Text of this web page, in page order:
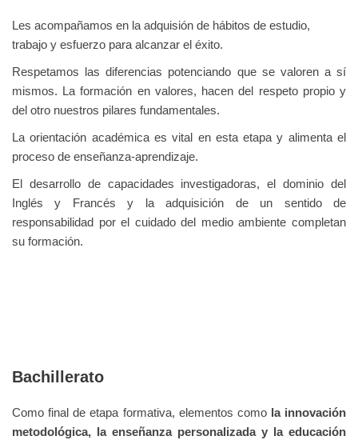
Les acompañamos en la adquisión de hábitos de estudio,
trabajo y esfuerzo para alcanzar el éxito.
Respetamos las diferencias potenciando que se valoren a sí
mismos.
La formación en valores, hacen del respeto propio y
del otro nuestros pilares fundamentales.
La orientación académica es vital en esta etapa y alimenta el
proceso de enseñanza-aprendizaje.
El desarrollo de capacidades investigadoras, el dominio del
Inglés y Francés y la adquisición de un sentido de
responsabilidad por el cuidado del medio ambiente completan
su formación.
Bachillerato
Como final de etapa formativa, elementos como la innovación
metodológica, la enseñanza personalizada y la educación